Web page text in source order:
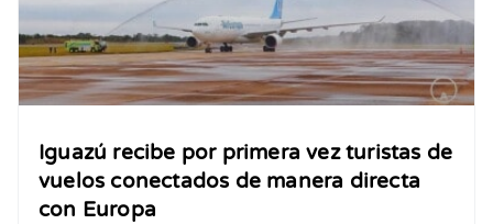
Iguazú recibe por primera vez turistas de
vuelos conectados de manera directa
con Europa